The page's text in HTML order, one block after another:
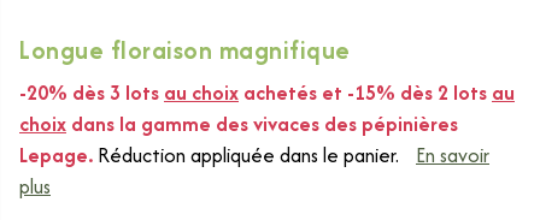
Longue floraison magnifique
-20% dès 3 lots au choix achetés et -15% dès 2 lots au
choix dans la gamme des vivaces des pépinières
Lepage. Réduction appliquée dans le panier.
En savoir
plus